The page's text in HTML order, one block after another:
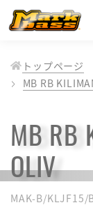
トップページ
MB RB
MB RB
OLIV
MAK-B/KLJF15/